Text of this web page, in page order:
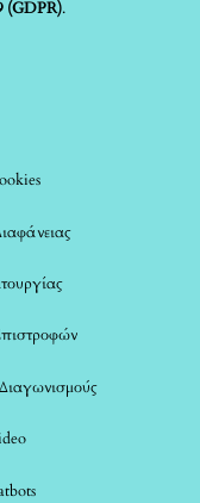
(GDPR).